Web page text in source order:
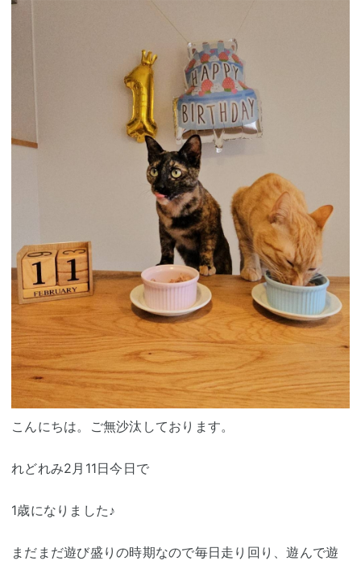
こんにちは。ご無沙汰しております。
れどれみ2月11日今日で
1歳になりました♪
まだまだ遊び盛りの時期なので毎日走り回り、遊んで遊